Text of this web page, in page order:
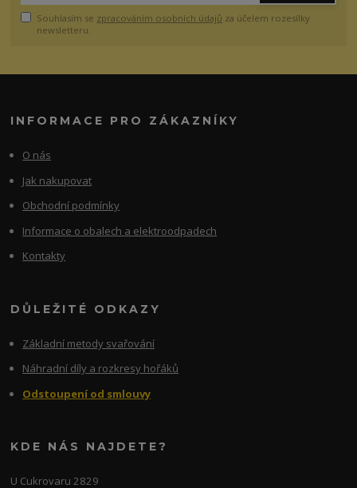
Souhlasím se zpracováním osobních údajů za účelem rozesílky
newsletteru.
INFORMACE PRO ZÁKAZNÍKY
O nás
Jak nakupovat
Obchodní podmínky
Informace o obalech a elektroodpadech
Kontakty
DŮLEŽITÉ ODKAZY
Základní metody svařování
Náhradní díly a rozkresy hořáků
Odstoupení od smlouvy
KDE NÁS NAJDETE?
U Cukrovaru 2829